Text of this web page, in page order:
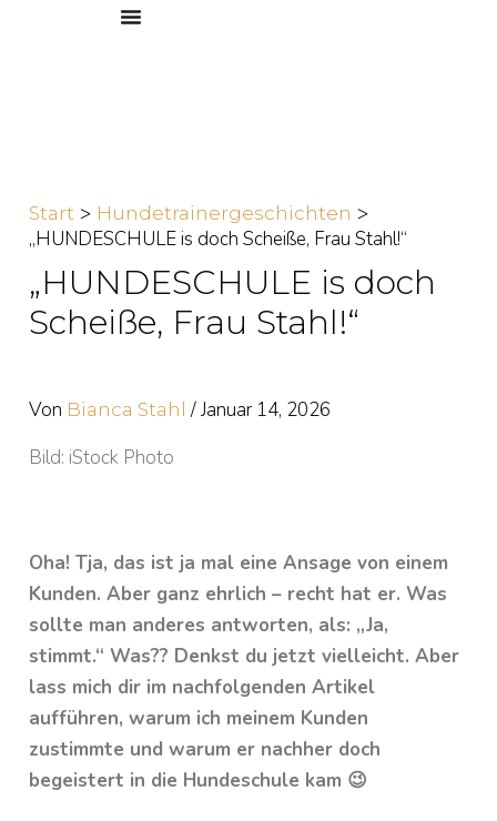
Start Hundetrainergeschichten
„HUNDESCHULE is doch Scheiße, Frau Stahl!“
„HUNDESCHULE is doch
Scheiße, Frau Stahl!“
Von Bianca Stahl/Januar 14, 2026
Bild: iStock Photo
Oha! Tja, das ist ja mal eine Ansage von einem
Kunden. Aber ganz ehrlich – recht hat er. Was
sollte man anderes antworten, als: „Ja,
stimmt.“ Was?? Denkst du jetzt vielleicht. Aber
lass mich dir im nachfolgenden Artikel
aufführen, warum ich meinem Kunden
zustimmte und warum er nachher doch
begeistert in die Hundeschule kam 😉